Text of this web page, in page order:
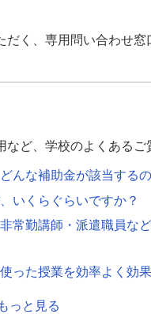
く、専用問い合わせ窓
ど、学校のよくあるご
んな補助金が該当するの
いくらぐらいですか？
常勤講師・派遣職員な
った授業を効率よく効果
っと見る